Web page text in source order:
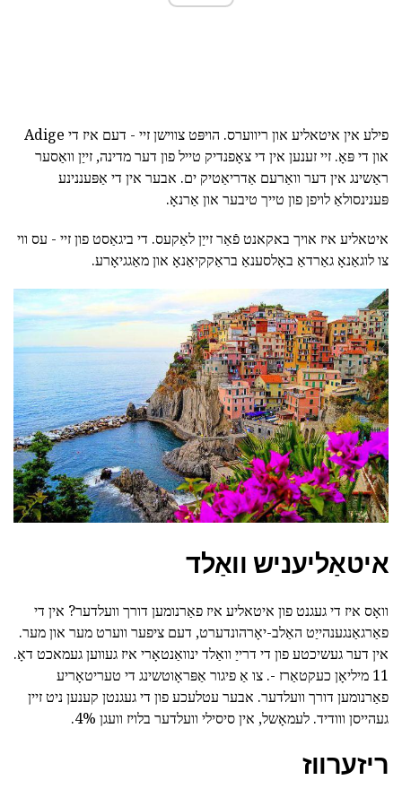
פילע אין איטאליע און ריווערס. הויפּט צווישן זיי - דעם איז די Adige
און די פּאָ. זיי זענען אין די צאָפנדיק טייל פון דער מדינה, זייַן וואַסער
ראַשינג אין דער וואַרעם אַדריאַטיק ים. אבער אין די אַפּעננינע
פּענינסולאַ לויפן פון טייך טיבער און אַרנאָ.
איטאליע איז אויך באקאנט פֿאַר זייַן לאַקעס. די ביגאַסט פון זיי - עס ווי
צו לוגאַנאָ גאַרדאַ באָלסענאַ בראַקקיאַנאָ און מאַגגיאָרע.
איטאַליעניש וואַלד
וואָס איז די געגנט פון איטאליע איז פאַרנומען דורך וועלדער? אין די
פאַרגאַנגענהייַט האַלב-יאָרהונדערט, דעם ציפער ווערט מער און מער.
אין דער געשיכטע פון די דרייַ וואַלד ינוואַנטאָרי איז געווען געמאכט דאָ.
11 מיליאָן כעקטאַרז -. צו אַ פיגור אַפּראָוטשינג די טעריטאָריע
פאַרנומען דורך וועלדער. אבער עטלעכע פון די געגנטן קענען ניט זיין
געהייסן ווודיד. לעמאָשל, אין סיסילי וועלדער בלויז וועגן 4%.
ריזערווז